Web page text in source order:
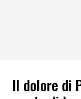
Il dolore di